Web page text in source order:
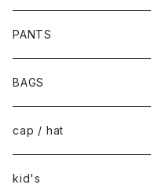
PANTS
BAGS
cap / hat
kid's